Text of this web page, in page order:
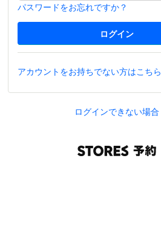
パスワードをお忘れですか？
アカウントをお持ちでない方はこちら
ログインできない場合